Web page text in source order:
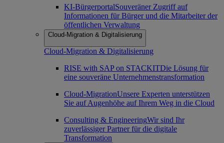
KI-BürgerportalSouveräner Zugriff auf
Informationen für Bürger und die Mitarbeiter der
öffentlichen Verwaltung
Cloud-Migration & Digitalisierung
Cloud-Migration & Digitalisierung
RISE with SAP on STACKITDie Lösung für
eine souveräne Unternehmenstransformation
Cloud-MigrationUnsere Experten unterstützen
Sie auf Augenhöhe auf Ihrem Weg in die Cloud
Consulting & EngineeringWir sind Ihr
zuverlässiger Partner für die digitale
Transformation